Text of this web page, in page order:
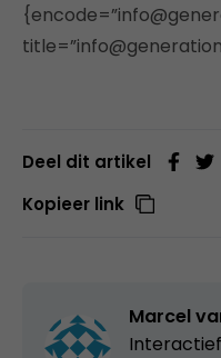
Deel dit artikel
Kopieer link
Marcel